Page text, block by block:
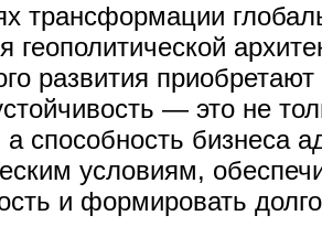
трансформации
геополитической
развития
— это не
а способность бизнеса
условиям,
и формировать